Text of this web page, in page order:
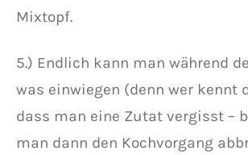
Mixtopf.
5.) Endlich kann man während
was einwiegen (denn wer kennt
dass man eine Zutat vergisst –
man dann den Kochvorgang